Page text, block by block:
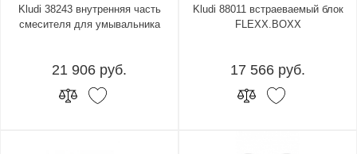
Kludi 38243 внутренняя часть
смесителя для умывальника
21 906 руб.
Kludi 88011 встраеваемый блок
FLEXX.BOXX
17 566 руб.